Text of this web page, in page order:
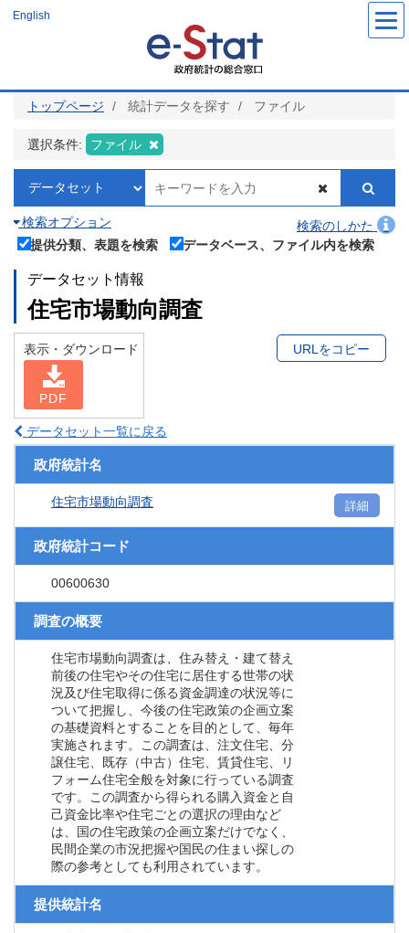
ツ
English
トップページ 統計データを探す ファイル
選択条件: ファイル
検索オプション
検索のしかた
提供分類、表題を検索
データベース、ファイル内を検索
データセット情報
住宅市場動向調査
表示・ダウンロード
PDF
URLをコピー
データセット一覧に戻る
政府統計名
住宅市場動向調査 詳細
政府統計コード
00600630
調査の概要
住宅市場動向調査は、住み替え・建て替え
前後の住宅やその住宅に居住する世帯の状
況及び住宅取得に係る資金調達の状況等に
ついて把握し、今後の住宅政策の企画立案
の基礎資料とすることを目的として、毎年
実施されます。この調査は、注文住宅、分
譲住宅、既存（中古）住宅、賃貸住宅、リ
フォーム住宅全般を対象に行っている調査
です。この調査から得られる購入資金と自
己資金比率や住宅ごとの選択の理由など
は、国の住宅政策の企画立案だけでなく、
民間企業の市況把握や国民の住まい探しの
際の参考としても利用されています。
提供統計名